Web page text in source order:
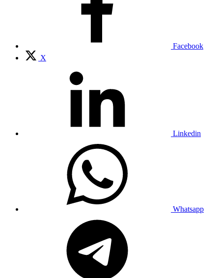
Facebook
X
Linkedin
Whatsapp